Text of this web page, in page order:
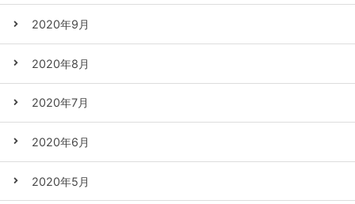
2020年9月
2020年8月
2020年7月
2020年6月
2020年5月